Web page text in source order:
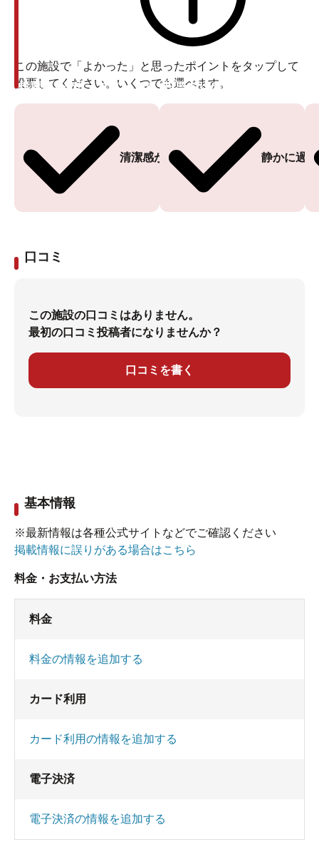
この施設で「よかった」と思ったポイントをタップして
投票してください。いくつでも選べます。
清潔感がある
投票ありがとうございます
静かに過
投票ありがとうございます
口コミ
この施設の口コミはありません。
最初の口コミ投稿者になりませんか？
口コミを書く
基本情報
※最新情報は各種公式サイトなどでご確認ください
掲載情報に誤りがある場合はこちら
料金・お支払い方法
料金
料金の情報を追加する
カード利用
カード利用の情報を追加する
電子決済
電子決済の情報を追加する